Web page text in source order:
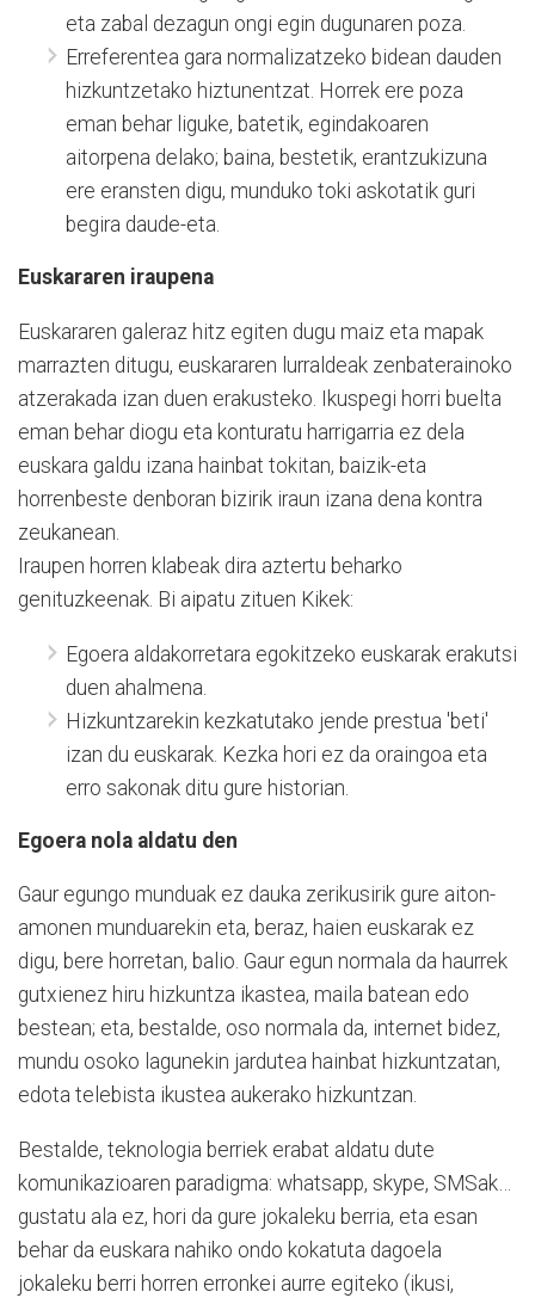
eta zabal dezagun ongi egin dugunaren poza.
Erreferentea gara normalizatzeko bidean dauden
hizkuntzetako hiztunentzat. Horrek ere poza
eman behar liguke, batetik, egindakoaren
aitorpena delako; baina, bestetik, erantzukizuna
ere eransten digu, munduko toki askotatik guri
begira daude-eta.
Euskararen iraupena
Euskararen galeraz hitz egiten dugu maiz eta mapak
marrazten ditugu, euskararen lurraldeak zenbaterainoko
atzerakada izan duen erakusteko. Ikuspegi horri buelta
eman behar diogu eta konturatu harrigarria ez dela
euskara galdu izana hainbat tokitan, baizik-eta
horrenbeste denboran bizirik iraun izana dena kontra
zeukanean.
Iraupen horren klabeak dira aztertu beharko
genituzkeenak. Bi aipatu zituen Kikek:
Egoera aldakorretara egokitzeko euskarak erakutsi
duen ahalmena.
Hizkuntzarekin kezkatutako jende prestua 'beti'
izan du euskarak. Kezka hori ez da oraingoa eta
erro sakonak ditu gure historian.
Egoera nola aldatu den
Gaur egungo munduak ez dauka zerikusirik gure aiton-
amonen munduarekin eta, beraz, haien euskarak ez
digu, bere horretan, balio. Gaur egun normala da haurrek
gutxienez hiru hizkuntza ikastea, maila batean edo
bestean; eta, bestalde, oso normala da, internet bidez,
mundu osoko lagunekin jardutea hainbat hizkuntzatan,
edota telebista ikustea aukerako hizkuntzan.
Bestalde, teknologia berriek erabat aldatu dute
komunikazioaren paradigma: whatsapp, skype, SMSak…
gustatu ala ez, hori da gure jokaleku berria, eta esan
behar da euskara nahiko ondo kokatuta dagoela
jokaleku berri horren erronkei aurre egiteko (ikusi,